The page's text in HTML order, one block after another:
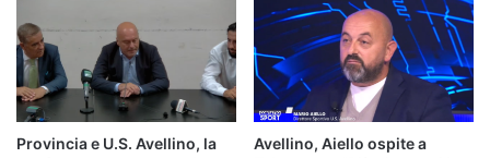
Provincia e U.S. Avellino, la
Avellino, Aiello ospite a